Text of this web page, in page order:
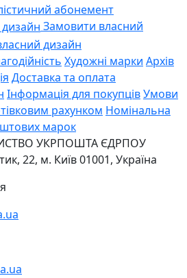
Замовити власний
Художні марки Архів
Доставка та оплата
Інформація для покупцівУмови
рахунком Номінальна
марок
УКРПОШТА ЄДРПОУ
22, м. Київ01001, Україна